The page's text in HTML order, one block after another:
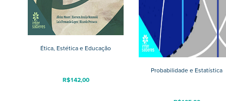
Ética, Estética e Educação
R$142,00
Probabilidade e Estatística